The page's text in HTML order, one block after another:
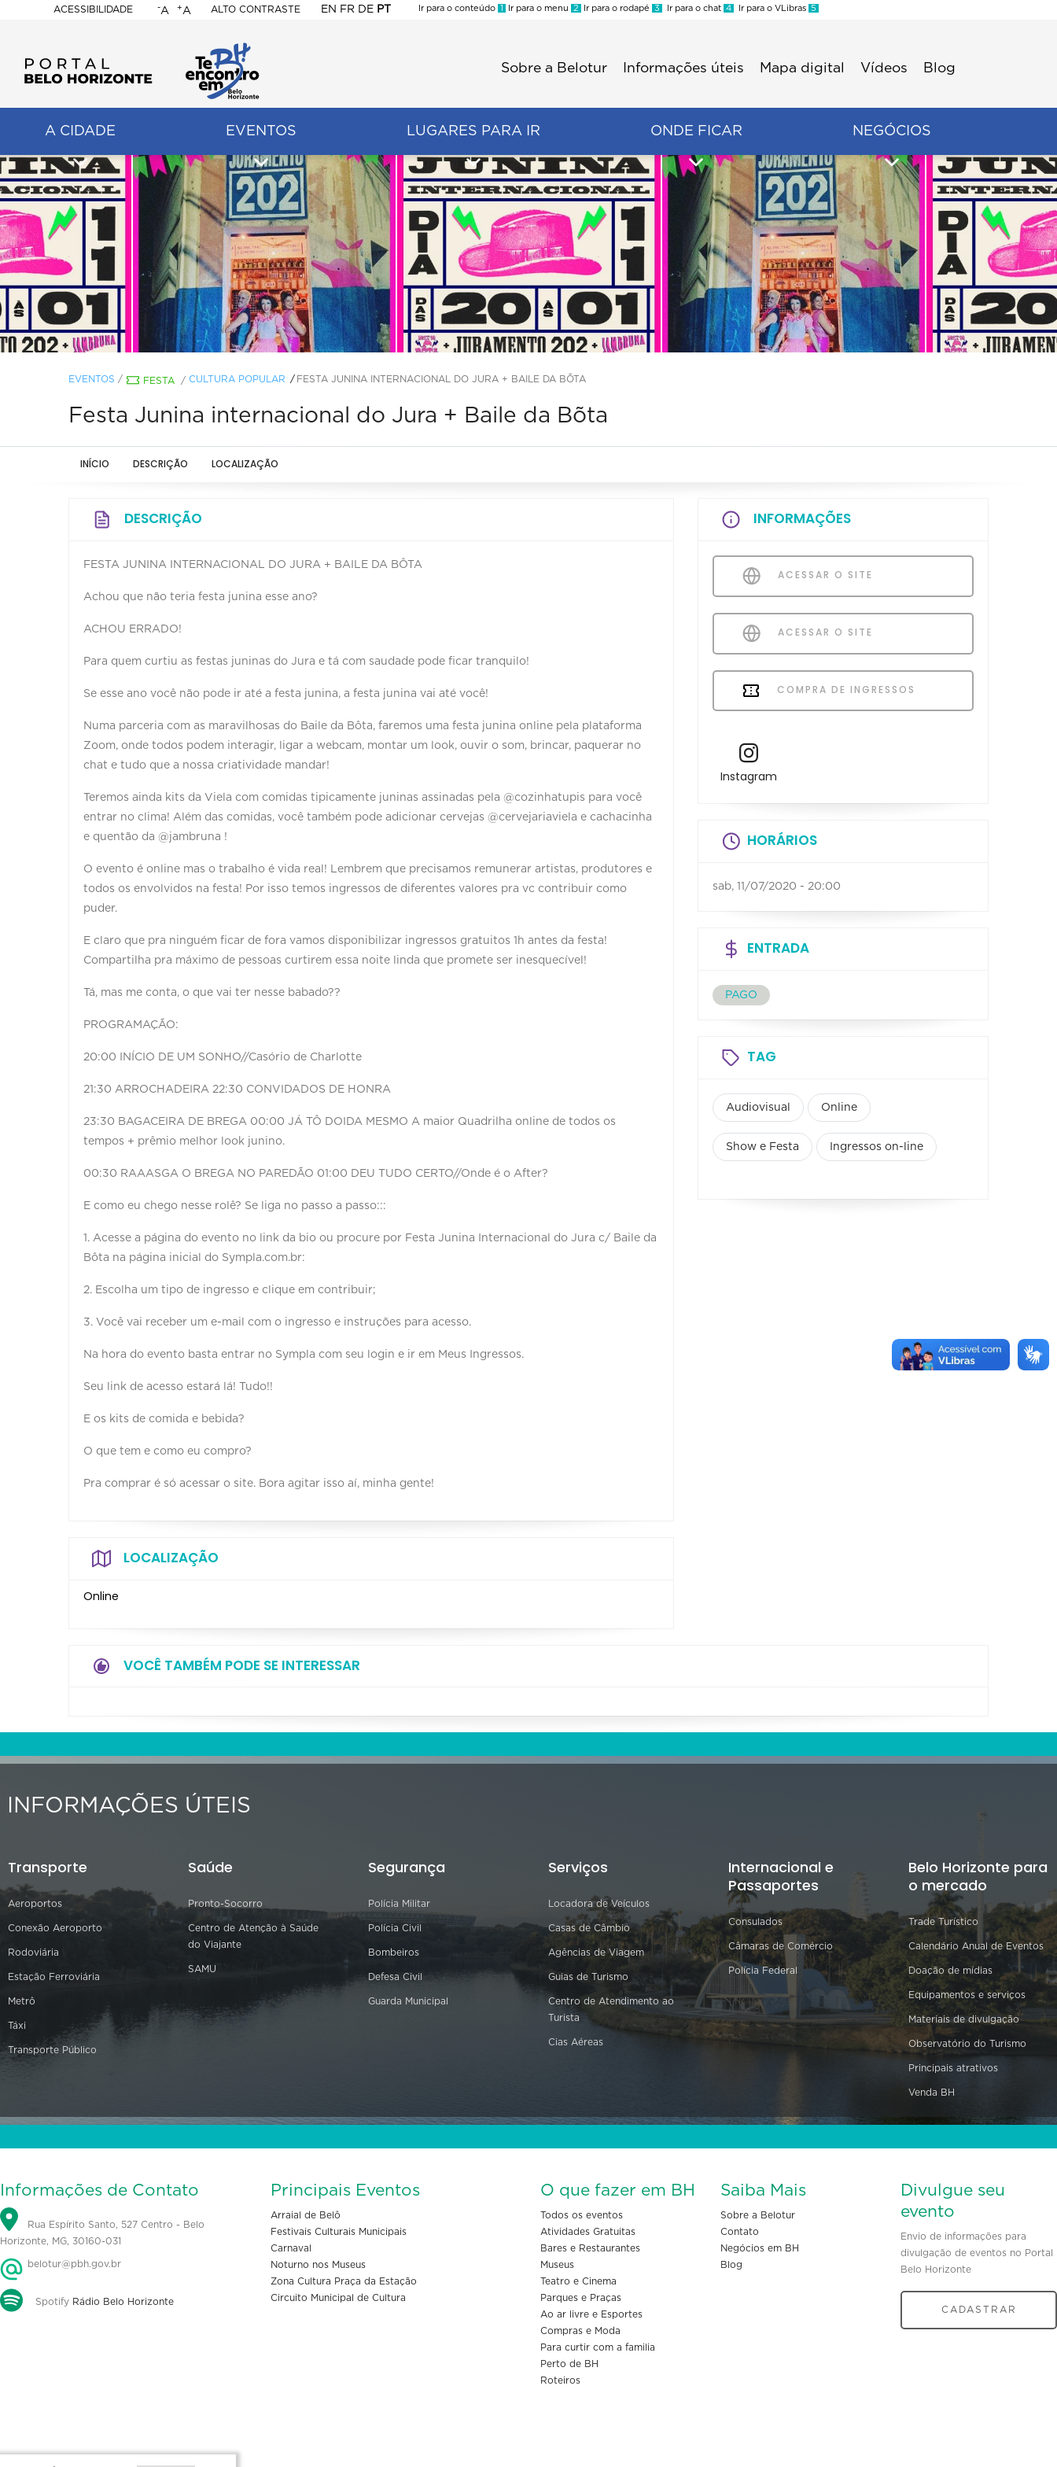
ACESSIBILIDADE
BELO
HORIZONTE
-A +A ALTO CONTRASTE EN FR DE PT
Ir para o conteúdo 1 Ir para o menu 2 Ir para o rodapé 3 Ir para o chat 4 Ir para o VLibras 5
Sobre a Belotur Informações úteis Mapa digital Vídeos Blog
A CIDADE EVENTOS LUGARES PARA IR ONDE FICAR NEGÓCIOS
EVENTOS / FESTA / CULTURA POPULAR FESTA JUNINA INTERNACIONAL DO JURA + BAILE DA BÕTA
Festa Junina internacional do Jura + Baile da Bõta
INÍCIO DESCRIÇÃO LOCALIZAÇÃO
DESCRIÇÃO
FESTA JUNINA INTERNACIONAL DO JURA + BAILE DA BÔTA
Achou que não teria festa junina esse ano?
ACHOU ERRADO!
Para quem curtiu as festas juninas do Jura e tá com saudade pode ficar tranquilo!
Se esse ano você não pode ir até a festa junina, a festa junina vai até você!
Numa parceria com as maravilhosas do Baile da Bôta, faremos uma festa junina online pela plataforma
Zoom, onde todos podem interagir, ligar a webcam, montar um look, ouvir o som, brincar, paquerar no
chat e tudo que a nossa criatividade mandar!
Teremos ainda kits da Viela com comidas tipicamente juninas assinadas pela @cozinhatupis para você
entrar no clima! Além das comidas, você também pode adicionar cervejas @cervejariaviela e cachacinha
e quentão da @jambruna !
O evento é online mas o trabalho é vida real! Lembrem que precisamos remunerar artistas, produtores e
todos os envolvidos na festa! Por isso temos ingressos de diferentes valores pra vc contribuir como
puder.
E claro que pra ninguém ficar de fora vamos disponibilizar ingressos gratuitos 1h antes da festa!
Compartilha pra máximo de pessoas curtirem essa noite linda que promete ser inesquecível!
Tá, mas me conta, o que vai ter nesse babado??
PROGRAMAÇÃO:
20:00 INÍCIO DE UM SONHO//Casório de Charlotte
21:30 ARROCHADEIRA 22:30 CONVIDADOS DE HONRA
23:30 BAGACEIRA DE BREGA 00:00 JÁ TÔ DOIDA MESMO A maior Quadrilha online de todos os
tempos + prêmio melhor look junino.
00:30 RAAASGA O BREGA NO PAREDÃO 01:00 DEU TUDO CERTO//Onde é o After?
E como eu chego nesse rolê? Se liga no passo a passo:::
1. Acesse a página do evento no link da bio ou procure por Festa Junina Internacional do Jura c/ Baile da
Bôta na página inicial do Sympla.com.br:
2. Escolha um tipo de ingresso e clique em contribuir;
3. Você vai receber um e-mail com o ingresso e instruções para acesso.
Na hora do evento basta entrar no Sympla com seu login e ir em Meus Ingressos.
Seu link de acesso estará lá! Tudo!!
E os kits de comida e bebida?
O que tem e como eu compro?
Pra comprar é só acessar o site. Bora agitar isso aí, minha gente!
LOCALIZAÇÃO
Online
INFORMAÇÕES
ACESSAR O SITE
ACESSAR O SITE
COMPRA DE INGRESSOS
Instagram
HORÁRIOS
sab, 11/07/2020 - 20:00
ENTRADA
PAGO
TAG
Audiovisual Online
Show e Festa Ingressos on-line
VOCÊ TAMBÉM PODE SE INTERESSAR
INFORMAÇÕES ÚTEIS
Transporte
Aeroportos
Conexão Aeroporto
Rodoviária
Estação Ferroviária
Metrô
Táxi
Transporte Público
Saúde
Pronto-Socorro
Centro de Atenção à Saúde
do Viajante
SAMU
Segurança
Polícia Militar
Polícia Civil
Bombeiros
Defesa Civil
Guarda Municipal
Serviços
Locadora de Veículos
Casas de Câmbio
Agências de Viagem
Guias de Turismo
Centro de Atendimento ao
Turista
Cias Aéreas
Internacional e
Passaportes
Consulados
Câmaras de Comércio
Polícia Federal
Belo Horizonte para
o mercado
Trade Turístico
Calendário Anual de Eventos
Doação de mídias
Equipamentos e serviços
Materiais de divulgação
Observatório do Turismo
Principais atrativos
Venda BH
Informações de Contato
Rua Espírito Santo, 527 Centro - Belo
Horizonte, MG, 30160-031
belotur@pbh.gov.br
Spotify Rádio Belo Horizonte
Principais Eventos
Arraial de Belô
Festivais Culturais Municipais
Carnaval
Noturno nos Museus
Zona Cultura Praça da Estação
Circuito Municipal de Cultura
O que fazer em BH
Todos os eventos
Atividades Gratuitas
Bares e Restaurantes
Museus
Teatro e Cinema
Parques e Praças
Ao ar livre e Esportes
Compras e Moda
Para curtir com a familia
Perto de BH
Roteiros
Saiba Mais
Sobre a Belotur
Contato
Negócios em BH
Blog
Divulgue seu
evento
Envio de informações para
divulgação de eventos no Portal
Belo Horizonte
CADASTRAR